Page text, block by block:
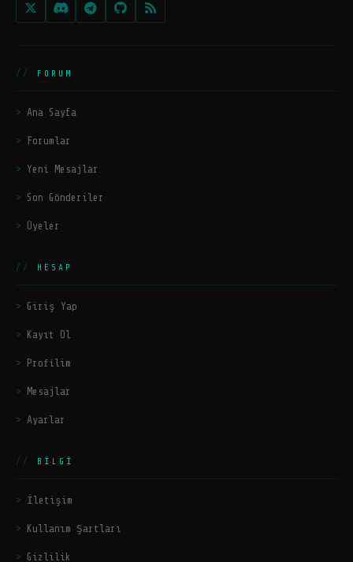
FORUM
Ana Sayfa
Forumlar
Yeni Mesajlar
Son Gönderiler
Üyeler
HESAP
Giriş Yap
Kayıt Ol
Profilim
Mesajlar
Ayarlar
BILGI
İletişim
Kullanım Şartları
Gizlilik